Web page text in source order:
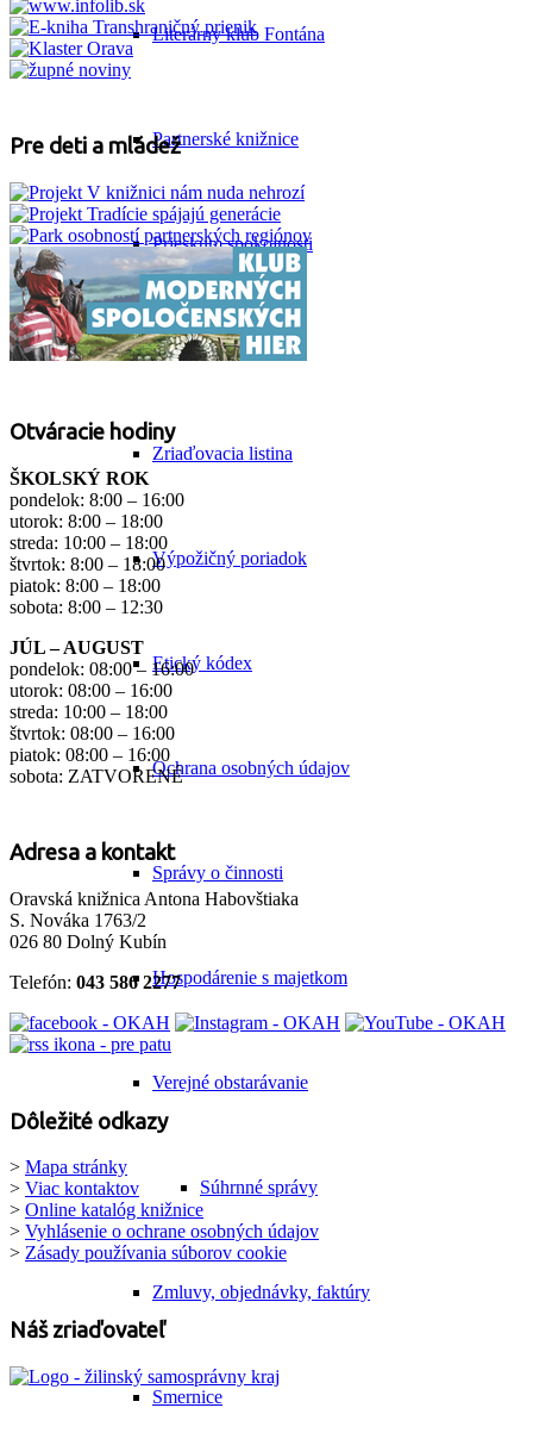
Literárny klub Fontána
Partnerské knižnice
Prieskum spokojnosti
Dokumenty
Zriaďovacia listina
Výpožičný poriadok
Etický kódex
Ochrana osobných údajov
Správy o činnosti
Hospodárenie s majetkom
Verejné obstarávanie
Súhrnné správy
Zmluvy, objednávky, faktúry
Smernice
Pre deti a mládež
Otváracie hodiny
ŠKOLSKÝ ROK
pondelok: 8:00 – 16:00
utorok: 8:00 – 18:00
streda: 10:00 – 18:00
štvrtok: 8:00 – 18:00
piatok: 8:00 – 18:00
sobota: 8:00 – 12:30
JÚL – AUGUST
pondelok: 08:00 – 16:00
utorok: 08:00 – 16:00
streda: 10:00 – 18:00
štvrtok: 08:00 – 16:00
piatok: 08:00 – 16:00
sobota: ZATVORENÉ
Adresa a kontakt
Oravská knižnica Antona Habovštiaka
S. Nováka 1763/2
026 80 Dolný Kubín
Telefón: 043 586 2277
Dôležité odkazy
> Mapa stránky
> Viac kontaktov
> Online katalóg knižnice
> Vyhlásenie o ochrane osobných údajov
> Zásady používania súborov cookie
Náš zriaďovateľ